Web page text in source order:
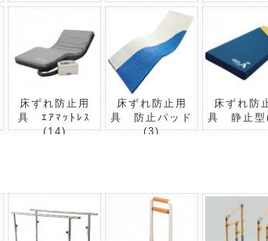
床ずれ防止用
具 ｴｱﾏｯﾄﾚｽ
(14)
床ずれ防止用
具 防止パッド
(3)
床ずれ防
具 静止型